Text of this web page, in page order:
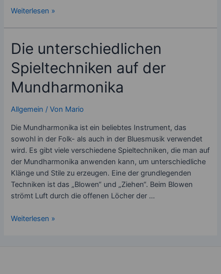
Aufbau
Weiterlesen »
Die unterschiedlichen
Spieltechniken auf der
Mundharmonika
Allgemein / Von Mario
Die Mundharmonika ist ein beliebtes Instrument, das
sowohl in der Folk- als auch in der Bluesmusik verwendet
wird. Es gibt viele verschiedene Spieltechniken, die man auf
der Mundharmonika anwenden kann, um unterschiedliche
Klänge und Stile zu erzeugen. Eine der grundlegenden
Techniken ist das „Blowen“ und „Ziehen“. Beim Blowen
strömt Luft durch die offenen Löcher der …
Die
Weiterlesen »